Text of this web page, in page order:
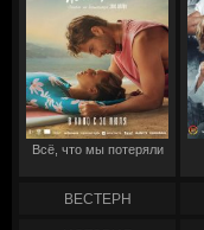
Всё, что мы потеряли
ВЕСТЕРН